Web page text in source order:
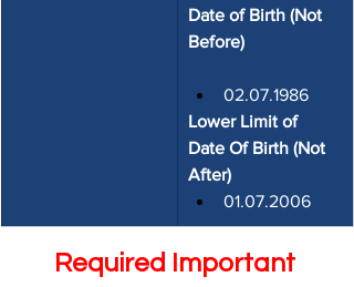
Date of Birth (Not
Before)
02.07.1986
Lower Limit of
Date Of Birth (Not
After)
01.07.2006
Required Important